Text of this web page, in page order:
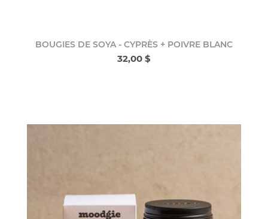
BOUGIES DE SOYA - CYPRÈS + POIVRE BLANC
32,00 $